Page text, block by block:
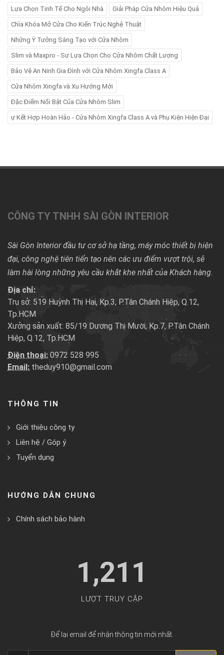
Lựa Chọn Tinh Tế Cho Ngôi Nhà Giải Pháp Cửa Nhôm Hiệu Quả
Chìa Khóa Mở Cửa Cho Kiến Trúc Nghệ Thuật
Những Ý Tưởng Sáng Tạo với Cửa Nhôm
Slim và Maxpro - Sự Lựa Chọn Cho Cửa Nhôm Chất Lượng
Bảo Vệ An Ninh Gia Đình với Cửa Nhôm Xingfa Class A
Cửa Nhôm Xingfa và Xu Hướng Mới
Đặc Điểm Nổi Bật Của Cửa Nhôm Slim
ự Kết Hợp Hoàn Hảo - Cửa Nhôm Xingfa Class A và Phụ Kiện Hiện Đại
CÔNG TY TNHH SÀI GÒN INTERIOR
Sài Gòn Interior đầu tư cơ sở hạ tầng, máy móc thiết bị hiện
đại, công nghệ tiên tiến tạo nên các ưu điểm vượt trội, sẽ
làm hài lòng những yêu cầu khắt khe nhất của Khách hàng.
Địa chỉ:
Trụ sở: 519 Huỳnh Thị Hai, Kp.3, P.Tân Chánh Hiệp, Q.12,
Tp.HCM
Xưởng sản xuất: 85/19 Dương Thị Mười, Kp.7, P.Tân Chánh
Hiệp, Q.12, Tp.HCM
Điện thoại: 0972 528 995
Email: theduy910@gmail.com
THÔNG TIN
Giới thiệu công ty
Liên hệ / Góp ý
Tuyển dụng
HƯỚNG DẪN CHUNG
Chính sách bảo hành
1,211
LƯỢT TRUY CẬP
Để lại email để nhận thông tin mới nhất.